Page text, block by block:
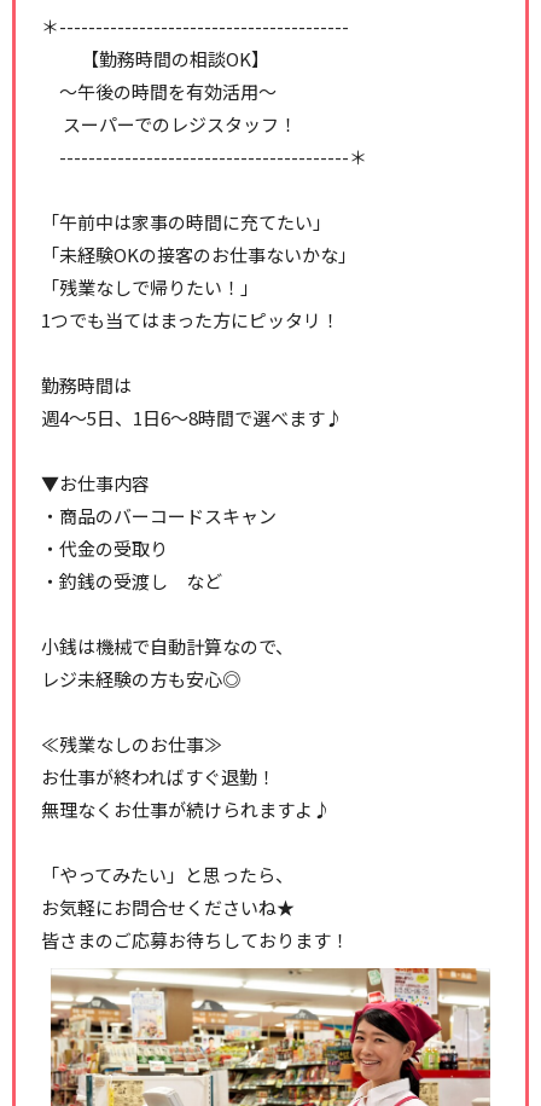
＊----------------------------------------
【勤務時間の相談OK】
～午後の時間を有効活用～
スーパーでのレジスタッフ！
----------------------------------------＊
「午前中は家事の時間に充てたい」
「未経験OKの接客のお仕事ないかな」
「残業なしで帰りたい！」
1つでも当てはまった方にピッタリ！
勤務時間は
週4～5日、1日6～8時間で選べます♪
▼お仕事内容
・商品のバーコードスキャン
・代金の受取り
・釣銭の受渡し など
小銭は機械で自動計算なので、
レジ未経験の方も安心◎
≪残業なしのお仕事≫
お仕事が終わればすぐ退勤！
無理なくお仕事が続けられますよ♪
「やってみたい」と思ったら、
お気軽にお問合せくださいね★
皆さまのご応募お待ちしております！